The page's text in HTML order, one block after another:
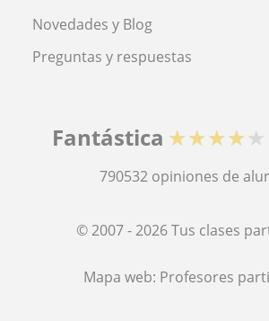
Novedades y Blog
Preguntas y respuestas
Fantástica ★★★★★
790532 opiniones de
© 2007 - 2026 Tus clases
Mapa web: Profesores